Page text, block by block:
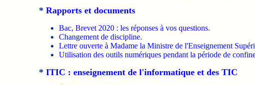
* Rapports et documents
Bac, Brevet 2020 : les réponses à vos questions.
Changement de discipline.
Lettre ouverte à Madame la Ministre de l'Enseignement
Utilisation des outils numériques pendant la période de
* ITIC : enseignement de l'informatique et des TIC